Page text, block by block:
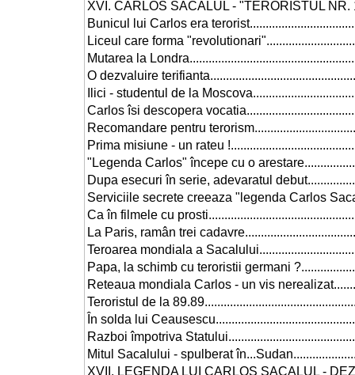
XVI. CARLOS SACALUL - "TERORISTUL NR.
Bunicul lui Carlos era
Liceul care forma
Mutarea la
O dezvaluire
Ilici - studentul de la
Carlos îsi descopera
Recomandare pentru
Prima misiune - un rateu
"Legenda Carlos" începe cu o
Dupa esecuri în serie, adevaratul
Serviciile secrete creeaza "legenda Carlos
Ca în filmele cu
La Paris, ramân trei
Teroarea mondiala a
Papa, la schimb cu teroristii germani
Reteaua mondiala Carlos - un vis
Teroristul de la
În solda lui
Razboi împotriva
Mitul Sacalului - spulberat
XVII. LEGENDA LUI CARLOS SACALUL -